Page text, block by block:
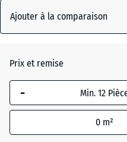
ardoise (active)
Anthracite
Rouge
Ajouter à la comparaison
Prix et remise
-
0 m²